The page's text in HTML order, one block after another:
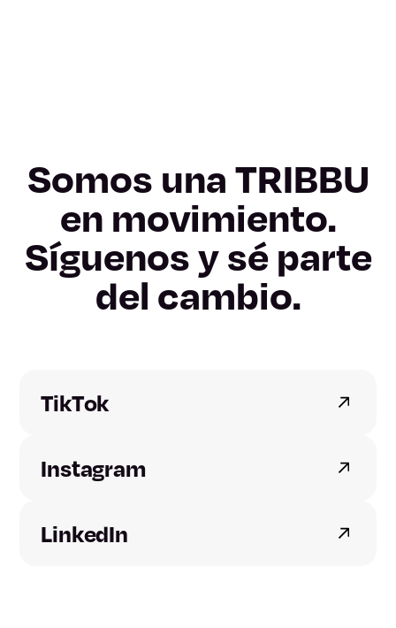
Barcelona
Girona
Lleida
Tarragona
Valencia
Somos una TRIBBU
en movimiento.
Síguenos y sé parte
del cambio.
TikTok
Instagram
LinkedIn